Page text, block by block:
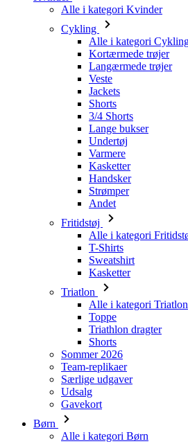
Langærmede trøjer
Veste
Jackets
Shorts
3/4 Shorts
Lange bukser
Undertøj
Varmere
Kasketter
Handsker
Strømper
Andet
Fritidstøj
Alle i kategori Fritidstøj
T-Shirts
Sweatshirt
Kasketter
Triatlon
Alle i kategori Triatlon
Toppe
Triathlon dragter
Shorts
Sommer 2026
Team-replikaer
Særlige udgaver
Udsalg
Gavekort
Børn
Alle i kategori Børn
Cykling
Alle i kategori Cykling
Langærmede trøjer